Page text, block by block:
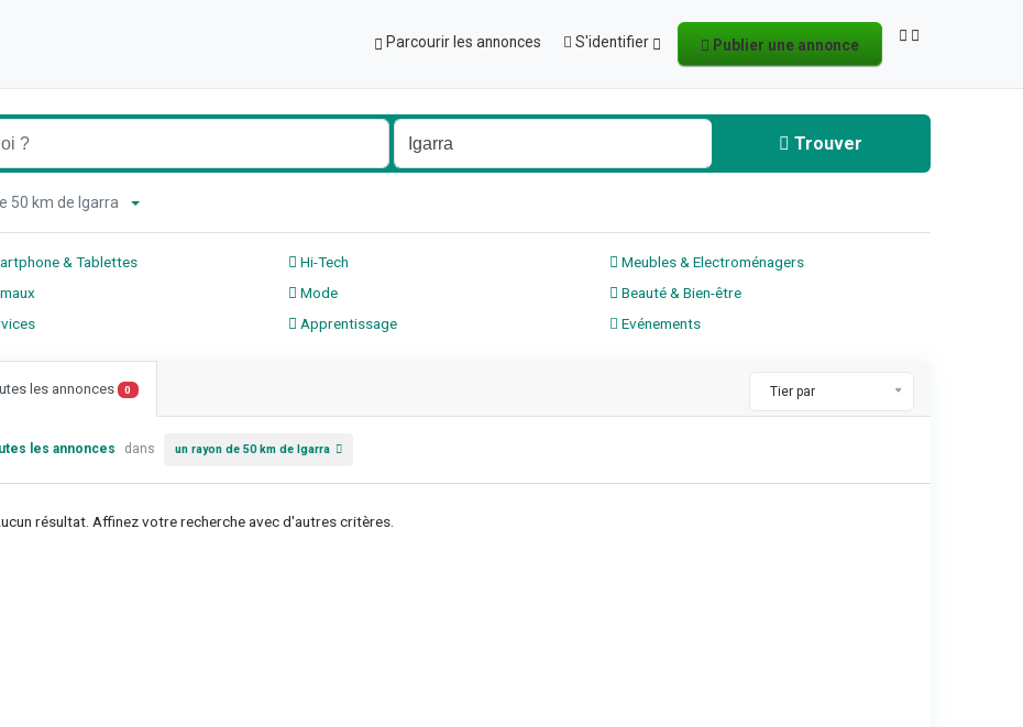
Parcourir les annonces S'identifier Publier une annonce
Trouver
50 km de Igarra
& Tablettes Hi-Tech
Meubles & Electroménagers
Mode
Beauté & Bien-être
Apprentissage Evénements
les annonces 0 Tier par
les annonces dans un rayon de 50 km de Igarra
résultat. Affinez votre recherche avec d'autres critères.